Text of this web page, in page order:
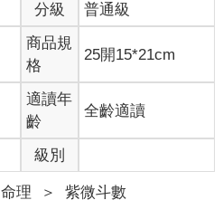
分級 普通級
商品規
格
25開15*21cm
適讀年
齡
全齡適讀
級別
命理 ＞ 紫微斗數